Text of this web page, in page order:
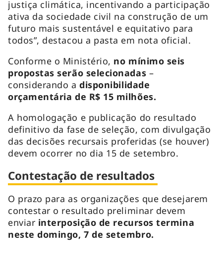
justiça climática, incentivando a participação
ativa da sociedade civil na construção de um
futuro mais sustentável e equitativo para
todos”, destacou a pasta em nota oficial.
Conforme o Ministério, no mínimo seis
propostas serão selecionadas –
considerando adisponibilidade
orçamentária de R$ 15 milhões.
A homologação e publicação do resultado
definitivo da fase de seleção, com divulgação
das decisões recursais proferidas (se houver)
devem ocorrer no dia 15 de setembro.
Contestação de resultados
O prazo para as organizações que desejarem
contestar o resultado preliminar devem
enviar interposição de recursos termina
neste domingo, 7 de setembro.